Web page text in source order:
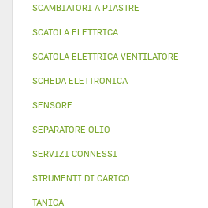
SCAMBIATORI A PIASTRE
SCATOLA ELETTRICA
SCATOLA ELETTRICA VENTILATORE
SCHEDA ELETTRONICA
SENSORE
SEPARATORE OLIO
SERVIZI CONNESSI
STRUMENTI DI CARICO
TANICA